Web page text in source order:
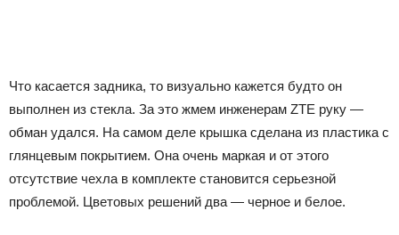
Что касается задника, то визуально кажется будто он
выполнен из стекла. За это жмем инженерам ZTE руку —
обман удался. На самом деле крышка сделана из пластика с
глянцевым покрытием. Она очень маркая и от этого
отсутствие чехла в комплекте становится серьезной
проблемой. Цветовых решений два — черное и белое.